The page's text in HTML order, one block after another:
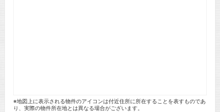
※地図上に表示される物件のアイコンは付近住所に所在することを表すものであ
り、実際の物件所在地とは異なる場合がございます。